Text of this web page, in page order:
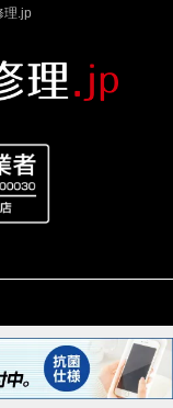
理.jp